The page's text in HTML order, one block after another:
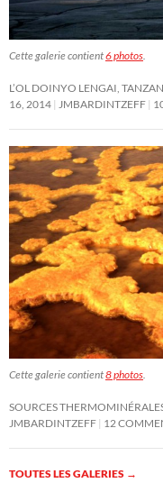
Cette galerie contient6 photos
L’OL DOINYO LENGAI,
16, 2014
JMBARDINTZEFF
Cette galerie contient8 photos.
SOURCES
JMBARDINTZEFF 12
TOUTES LES GALERIES →